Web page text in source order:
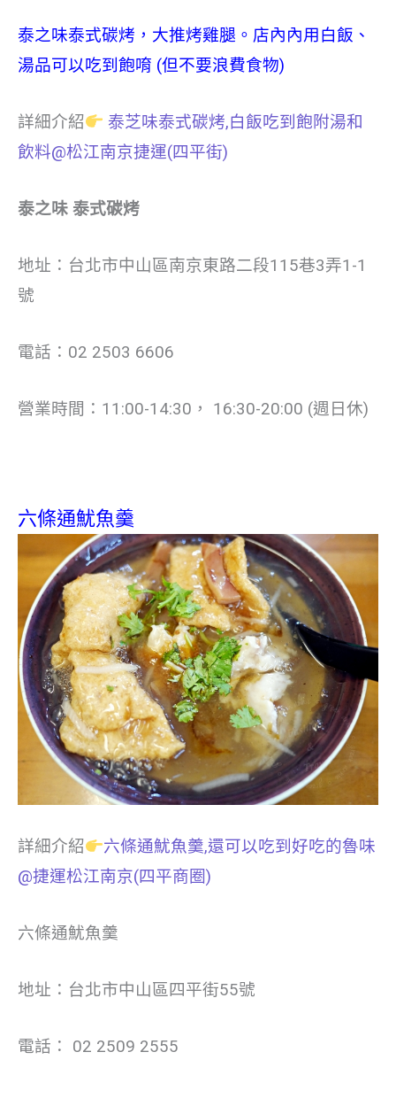
泰之味泰式碳烤，大推烤雞腿。店內內用白飯、
湯品可以吃到飽唷 (但不要浪費食物)
詳細介紹
泰芝味泰式碳烤,白飯吃到飽附湯和
飲料@松江南京捷運(四平街)
泰之味 泰式碳烤
地址： 台北市中山區南京東路二段115巷3弄1-1
號
電話：02 2503 6606
營業時間：11:00-14:30， 16:30-20:00 (週日休)
六條通魷魚羹
詳細介紹
六條通魷魚羹,還可以吃到好吃的魯味
@捷運松江南京(四平商圈)
六條通魷魚羹
地址：台北市中山區四平街55號
電話： 02 2509 2555